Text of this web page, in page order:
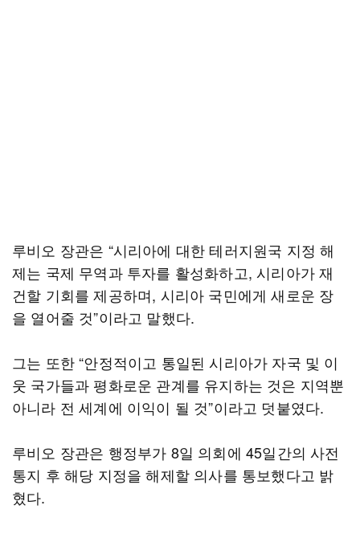
루비오 장관은 “시리아에 대한 테러지원국 지정 해
제는 국제 무역과 투자를 활성화하고, 시리아가 재
건할 기회를 제공하며, 시리아 국민에게 새로운 장
을 열어줄 것”이라고 말했다.
그는 또한 “안정적이고 통일된 시리아가 자국 및 이
웃 국가들과 평화로운 관계를 유지하는 것은 지역뿐
아니라 전 세계에 이익이 될 것”이라고 덧붙였다.
루비오 장관은 행정부가 8일 의회에 45일간의 사전
통지 후 해당 지정을 해제할 의사를 통보했다고 밝
혔다.